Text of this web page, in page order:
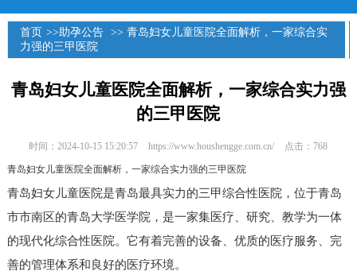
首页 >> 助孕公告
>> 青岛妇女儿童医院全面解析，一家综合实
力强的三甲医院
青岛妇女儿童医院全面解析，一家综合实力强
的三甲医院
时间：2024-10-15 15:20:57 https://www.houshengge.com.cn/ 点击：768
青岛妇女儿童医院全面解析，一家综合实力强的三甲医院
青岛妇女儿童医院是青岛最具实力的三甲综合性医院，位于青岛
市市南区的青岛大学医学院，是一家集医疗、研究、教学为一体
的现代化综合性医院。它有着完善的设备、优质的医疗服务、完
善的管理体系和良好的医疗环境。